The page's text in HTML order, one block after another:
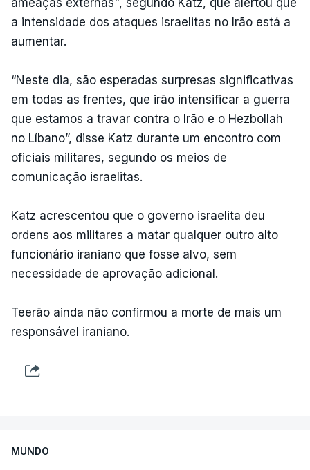
ameaças externas", segundo Katz, que alertou que
a intensidade dos ataques israelitas no Irão está a
aumentar.
“Neste dia, são esperadas surpresas significativas
em todas as frentes, que irão intensificar a guerra
que estamos a travar contra o Irão e o Hezbollah
no Líbano”, disse Katz durante um encontro com
oficiais militares, segundo os meios de
comunicação israelitas.
Katz acrescentou que o governo israelita deu
ordens aos militares a matar qualquer outro alto
funcionário iraniano que fosse alvo, sem
necessidade de aprovação adicional.
Teerão ainda não confirmou a morte de mais um
responsável iraniano.
MUNDO